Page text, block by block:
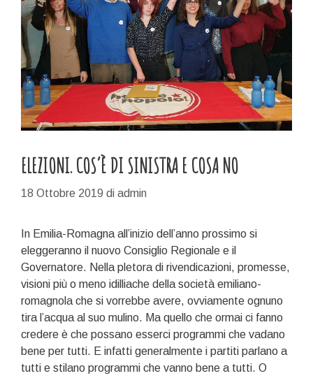
ELEZIONI. COS’È DI SINISTRA E COSA NO
18 Ottobre 2019 di admin
In Emilia-Romagna all’inizio dell’anno prossimo si
eleggeranno il nuovo Consiglio Regionale e il
Governatore. Nella pletora di rivendicazioni, promesse,
visioni più o meno idilliache della società emiliano-
romagnola che si vorrebbe avere, ovviamente ognuno
tira l’acqua al suo mulino. Ma quello che ormai ci fanno
credere è che possano esserci programmi che vadano
bene per tutti. E infatti generalmente i partiti parlano a
tutti e stilano programmi che vanno bene a tutti. O